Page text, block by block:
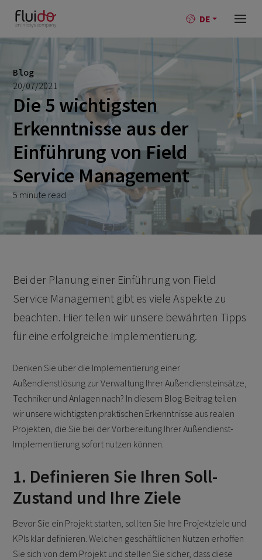
DE
Blog
20/07/2021
Die 5 wichtigsten
Erkenntnisse aus der
Einführung von Field
Service Management
5 minute read
Bei der Planung einer Einführung von Field
Service Management gibt es viele Aspekte zu
beachten. Hier teilen wir unsere bewährten Tipps
für eine erfolgreiche Implementierung.
Denken Sie über die Implementierung einer
Außendienstlösung zur Verwaltung Ihrer Außendiensteinsätze,
Techniker und Anlagen nach? In diesem Blog-Beitrag teilen
wir unsere wichtigsten praktischen Erkenntnisse aus realen
Projekten, die Sie bei der Vorbereitung Ihrer Außendienst-
Implementierung sofort nutzen können.
1. Definieren Sie Ihren Soll-
Zustand und Ihre Ziele
Bevor Sie ein Projekt starten, sollten Sie Ihre Projektziele und
KPIs klar definieren. Welchen geschäftlichen Nutzen erhoffen
Sie sich von dem Projekt und stellen Sie sicher, dass diese